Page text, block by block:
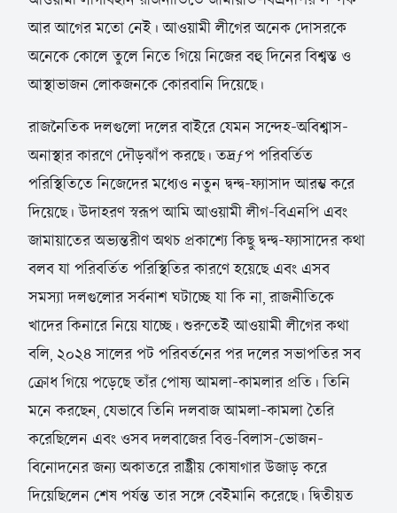
আর আগের মতো নেই। আওয়ামী লীগের অনেক দোসরকে
অনেকে কোলে তুলে নিতে গিয়ে নিজের বহু দিনের বিশ্বস্ত ও
আস্থাভাজন লোকজনকে কোরবানি দিয়েছে।
রাজনৈতিক দলগুলো দলের বাইরে যেমন সন্দেহ-অবিশ্বাস-
অনাস্থার কারণে দৌড়ঝাঁপ করছে। তদ্রƒপ পরিবর্তিত
পরিস্থিতিতে নিজেদের মধ্যেও নতুন দ্বন্দ্ব-ফ্যাসাদ আরম্ভ করে
দিয়েছে। উদাহরণ স্বরূপ আমি আওয়ামী লীগ-বিএনপি এবং
জামায়াতের অভ্যন্তরীণ অথচ প্রকাশ্যে কিছু দ্বন্দ্ব-ফ্যাসাদের কথা
বলব যা পরিবর্তিত পরিস্থিতির কারণে হয়েছে এবং এসব
সমস্যা দলগুলোর সর্বনাশ ঘটাচ্ছে যা কি না, রাজনীতিকে
খাদের কিনারে নিয়ে যাচ্ছে। শুরুতেই আওয়ামী লীগের কথা
বলি, ২০২৪ সালের পট পরিবর্তনের পর দলের সভাপতির সব
ক্রোধ গিয়ে পড়েছে তাঁর পোষ্য আমলা-কামলার প্রতি। তিনি
মনে করছেন, যেভাবে তিনি দলবাজ আমলা-কামলা তৈরি
করেছিলেন এবং ওসব দলবাজের বিত্ত-বিলাস-ভোজন-
বিনোদনের জন্য অকাতরে রাষ্ট্রীয় কোষাগার উজাড় করে
দিয়েছিলেন শেষ পর্যন্ত তার সঙ্গে বেইমানি করেছে। দ্বিতীয়ত